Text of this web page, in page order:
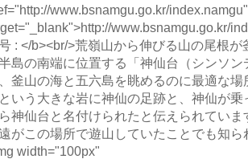
www.bsnamgu.go.kr/index.namgu"
www.bsnamgu.go.kr/
: </b><br/>荒嶺山から伸びる山の尾根
島の南端に位置する「神仙台（シンソ
釜山の海と五六島を眺めるのに最適な
いう大きな岩に神仙の足跡と、神仙が
神仙台と名付けられたと伝えられてい
がこの場所で遊山していたことでも知ら
width="100px"